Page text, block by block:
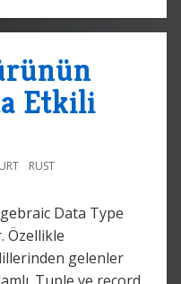
Etkili
RUST
Data Type
Özellikle
gelenler